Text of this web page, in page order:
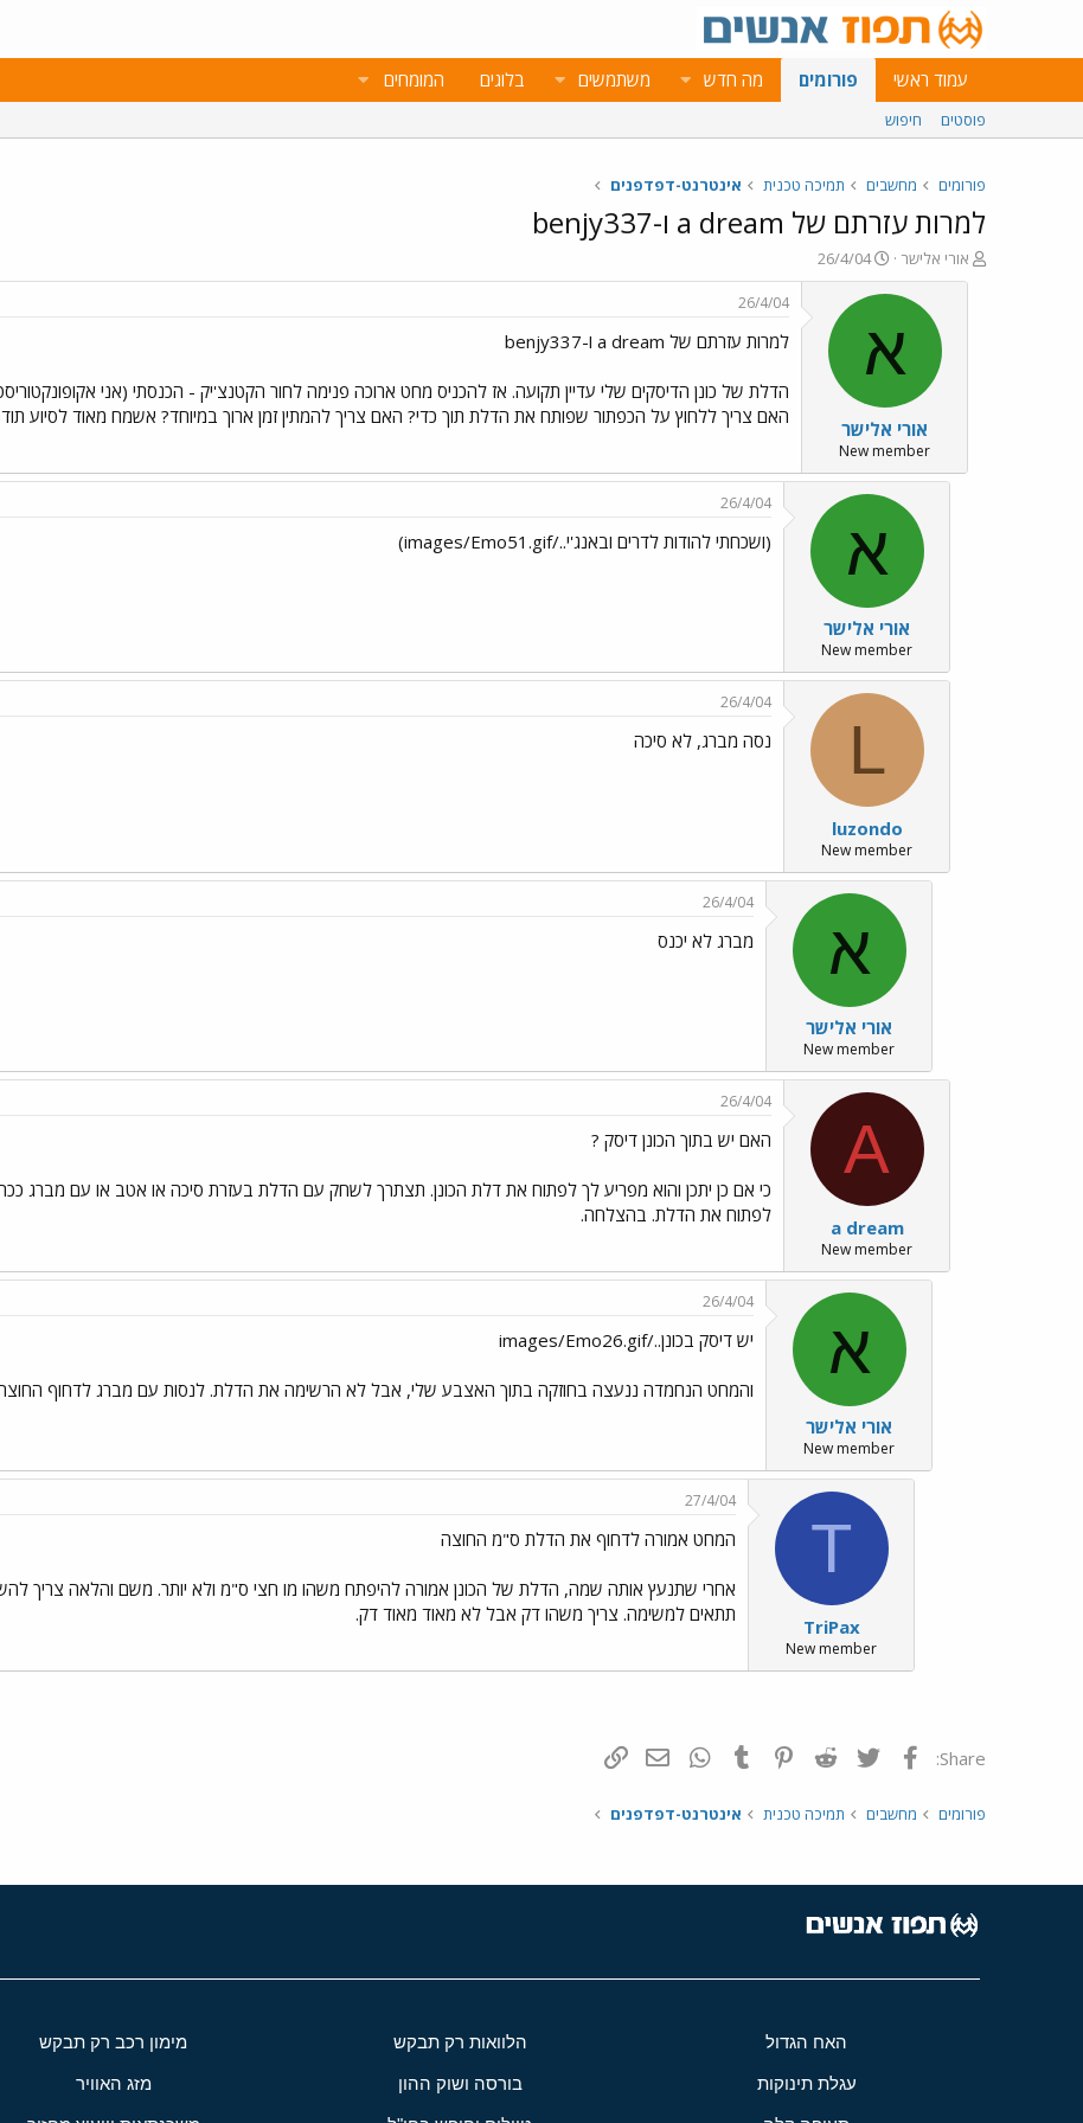
עמוד ראשי פורומים מה חדש משתמשים בלוגים המומחים
פוסטים חיפוש
פורומים מחשבים תמיכה טכנית אינטרנט-דפדפנים
למרות עזרתם של a dream ו-benjy337
פ
ו
אורי אלישר
פ
ו
ר
ם
ב
א
ר
ך
26/4/04
א
אורי אלישר
New member
26/4/04
למרות עזרתם של a dream ו-benjy337
הדלת של כונן הדיסקים שלי עדיין תקועה. אז להכניס מחט ארוכה פנימה לחור הקטנצ'יק - הכנסתי (אני
האם צריך ללחוץ על הכפתור שפותח את הדלת תוך כדי? האם צריך להמתין זמן ארוך במיוחד? אשמח מאוד לסיוע
א
אורי אלישר
New member
26/4/04
(ושכחתי להודות לדרים ובאנג'י../images/Emo51.gif)
L
luzondo
New member
26/4/04
נסה מברג, לא סיכה
א
אורי אלישר
New member
26/4/04
מברג לא יכנס
A
a dream
New member
26/4/04
האם יש בתוך הכונן דיסק ?
כי אם כן יתכן והוא מפריע לך לפתוח את דלת הכונן. תצתרך לשחק עם הדלת בעזרת סיכה או אטב או עם מברג
לפתוח את הדלת. בהצלחה.
א
אורי אלישר
New member
26/4/04
יש דיסק בכונן../images/Emo26.gif
והמחט הנחמדה ננעצה בחוזקה בתוך האצבע שלי, אבל לא הרשימה את הדלת. לנסות עם מברג לדחוף
T
TriPax
New member
27/4/04
המחט אמורה לדחוף את הדלת ס"מ החוצה
אחרי שתנעץ אותה שמה, הדלת של הכונן אמורה להיפתח משהו מו חצי ס"מ ולא יותר. משם והלאה צריך
תתאים למשימה. צריך משהו דק אבל לא מאוד מאוד דק.
Share: פייסבוק Twitter
Reddit
Pinterest
Tumblr
WhatsAppדואר אלקטרוני
פורומים מחשבים תמיכה טכנית אינטרנט-דפדפנים
האח הגדול הלוואות רק תבקש מימון רכב רק תבקש
עגלת תינוקות בורסה ושוק ההון מזג האוויר